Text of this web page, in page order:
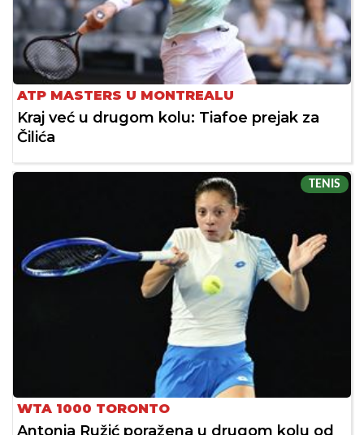
ATP MASTERS U MONTREALU
Kraj već u drugom kolu: Tiafoe prejak za
Čilića
TENIS
WTA 1000 TORONTO
Antonia Ružić poražena u drugom kolu od